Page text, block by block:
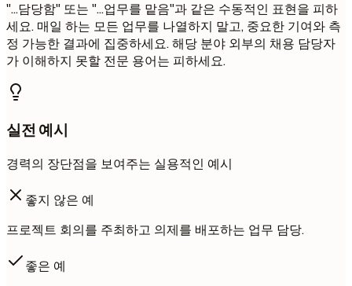
"...담당함" 또는 "...업무를 맡음"과 같은 수동적인 표현을 피하
세요. 매일 하는 모든 업무를 나열하지 말고, 중요한 기여와 측
정 가능한 결과에 집중하세요. 해당 분야 외부의 채용 담당자
가 이해하지 못할 전문 용어는 피하세요.
실전 예시
경력의 장단점을 보여주는 실용적인 예시
좋지 않은 예
프로젝트 회의를 주최하고 의제를 배포하는 업무 담당.
좋은 예